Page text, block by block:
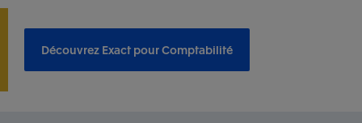
Découvrez Exact pour Comptabilité